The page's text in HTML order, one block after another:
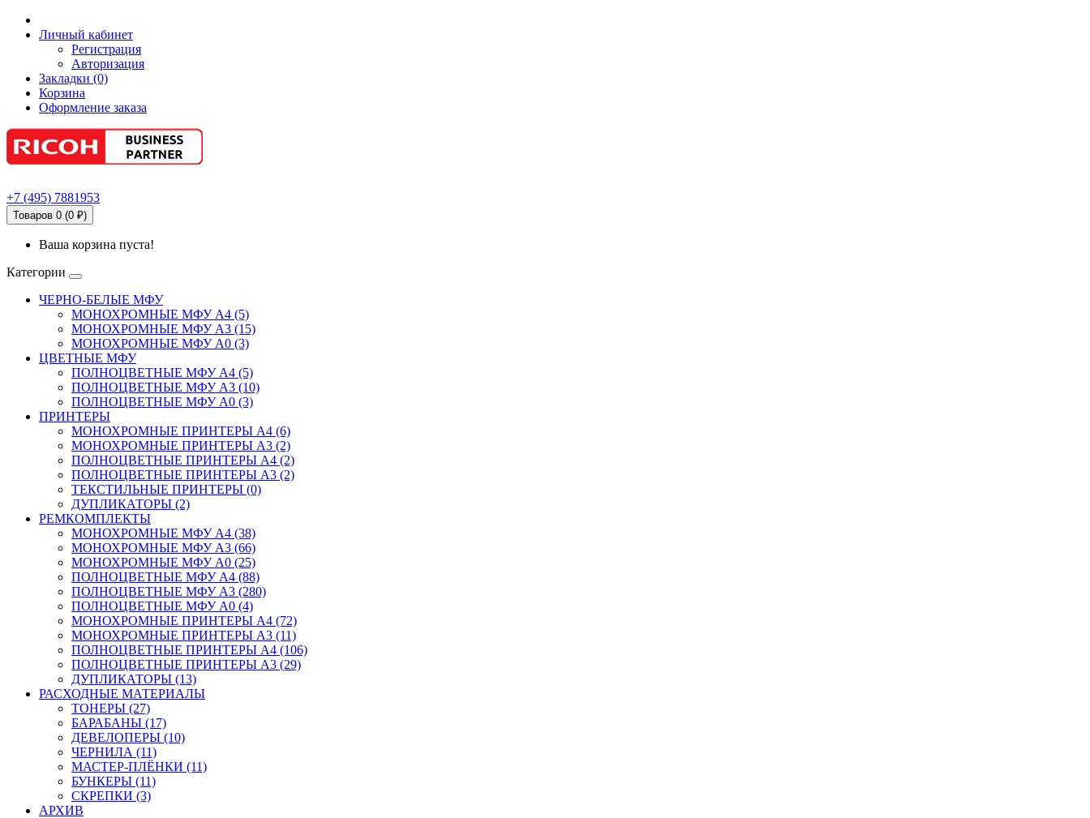
Личный кабинет
Регистрация
Авторизация
Закладки (0)
Корзина
Оформление заказа
+7 (495) 7881953
Товаров 0 (0 ₽)
Ваша корзина пуста!
Категории
ЧЕРНО-БЕЛЫЕ МФУ
МОНОХРОМНЫЕ МФУ А4 (5)
МОНОХРОМНЫЕ МФУ А3 (15)
МОНОХРОМНЫЕ МФУ А0 (3)
ЦВЕТНЫЕ МФУ
ПОЛНОЦВЕТНЫЕ МФУ А4 (5)
ПОЛНОЦВЕТНЫЕ МФУ А3 (10)
ПОЛНОЦВЕТНЫЕ МФУ А0 (3)
ПРИНТЕРЫ
МОНОХРОМНЫЕ ПРИНТЕРЫ А4 (6)
МОНОХРОМНЫЕ ПРИНТЕРЫ А3 (2)
ПОЛНОЦВЕТНЫЕ ПРИНТЕРЫ А4 (2)
ПОЛНОЦВЕТНЫЕ ПРИНТЕРЫ А3 (2)
ТЕКСТИЛЬНЫЕ ПРИНТЕРЫ (0)
ДУПЛИКАТОРЫ (2)
РЕМКОМПЛЕКТЫ
МОНОХРОМНЫЕ МФУ А4 (38)
МОНОХРОМНЫЕ МФУ А3 (66)
МОНОХРОМНЫЕ МФУ А0 (25)
ПОЛНОЦВЕТНЫЕ МФУ А4 (88)
ПОЛНОЦВЕТНЫЕ МФУ А3 (280)
ПОЛНОЦВЕТНЫЕ МФУ А0 (4)
МОНОХРОМНЫЕ ПРИНТЕРЫ А4 (72)
МОНОХРОМНЫЕ ПРИНТЕРЫ А3 (11)
ПОЛНОЦВЕТНЫЕ ПРИНТЕРЫ А4 (106)
ПОЛНОЦВЕТНЫЕ ПРИНТЕРЫ А3 (29)
ДУПЛИКАТОРЫ (13)
РАСХОДНЫЕ МАТЕРИАЛЫ
ТОНЕРЫ (27)
БАРАБАНЫ (17)
ДЕВЕЛОПЕРЫ (10)
ЧЕРНИЛА (11)
МАСТЕР-ПЛЁНКИ (11)
БУНКЕРЫ (11)
СКРЕПКИ (3)
АРХИВ